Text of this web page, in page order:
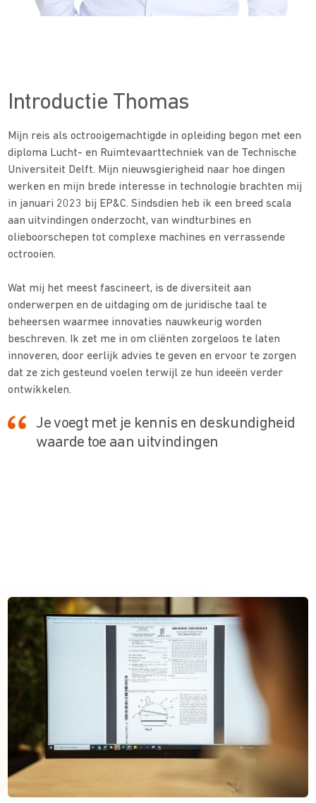
Introductie Thomas
Mijn reis als octrooigemachtigde in opleiding begon met een
diploma Lucht- en Ruimtevaarttechniek van de Technische
Universiteit Delft. Mijn nieuwsgierigheid naar hoe dingen
werken en mijn brede interesse in technologie brachten mij
in januari 2023 bij EP&C. Sindsdien heb ik een breed scala
aan uitvindingen onderzocht, van windturbines en
olieboorschepen tot complexe machines en verrassende
octrooien.
Wat mij het meest fascineert, is de diversiteit aan
onderwerpen en de uitdaging om de juridische taal te
beheersen waarmee innovaties nauwkeurig worden
beschreven. Ik zet me in om cliënten zorgeloos te laten
innoveren, door eerlijk advies te geven en ervoor te zorgen
dat ze zich gesteund voelen terwijl ze hun ideeën verder
ontwikkelen.
Je voegt met je kennis en deskundigheid
waarde toe aan uitvindingen